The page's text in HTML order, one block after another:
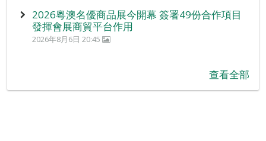
2026粵澳名優商品展今開幕 簽署49份合作項目
發揮會展商貿平台作用
2026年8月6日 20:45
查看全部